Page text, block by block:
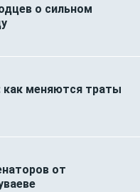
о сильном
меняются траты
от